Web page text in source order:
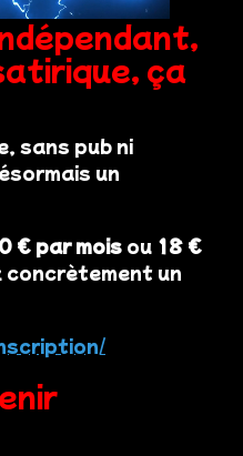
ça
sans pub ni
un
€ par mois ou 18 €
concrètement un